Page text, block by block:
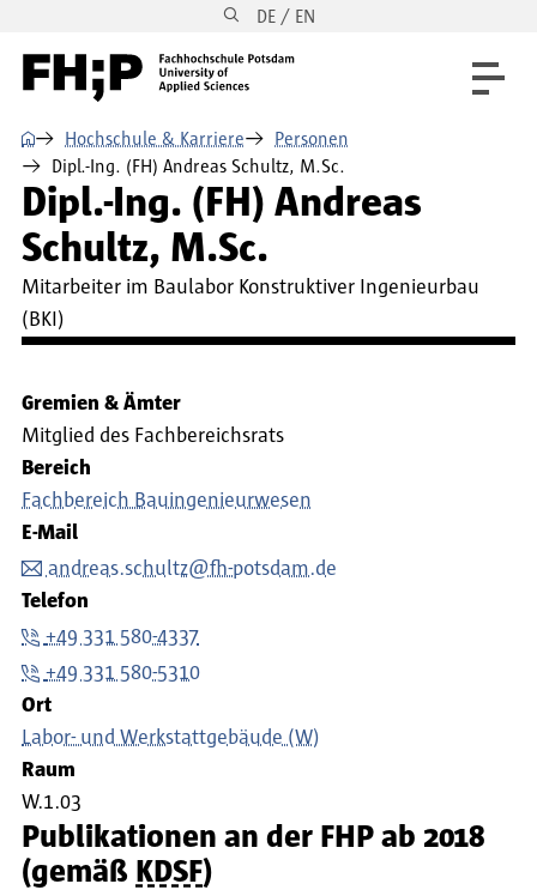
Direkt zur Hauptnavigation DE / EN
⌂ Hochschule & Karriere
Personen
Dipl.-Ing. (FH) Andreas Schultz, M.Sc.
Dipl.-Ing. (FH) Andreas
Schultz, M.Sc.
Mitarbeiter im Baulabor Konstruktiver Ingenieurbau
(BKI)
Gremien & Ämter
Mitglied des Fachbereichsrats
Bereich
Fachbereich Bauingenieurwesen
E-Mail
andreas.schultz@fh-potsdam.de
Telefon
+49 331 580-4337
+49 331 580-5310
Ort
Labor- und Werkstattgebäude (W)
Raum
W.1.03
Publikationen an der FHP ab 2018
(gemäß KDSF)